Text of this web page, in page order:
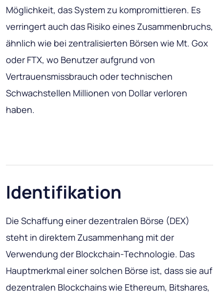
Möglichkeit, das System zu kompromittieren. Es
verringert auch das Risiko eines Zusammenbruchs,
ähnlich wie bei zentralisierten Börsen wie Mt. Gox
oder FTX, wo Benutzer aufgrund von
Vertrauensmissbrauch oder technischen
Schwachstellen Millionen von Dollar verloren
haben.
Identifikation
Die Schaffung einer dezentralen Börse (DEX)
steht in direktem Zusammenhang mit der
Verwendung der Blockchain-Technologie. Das
Hauptmerkmal einer solchen Börse ist, dass sie auf
dezentralen Blockchains wie Ethereum, Bitshares,